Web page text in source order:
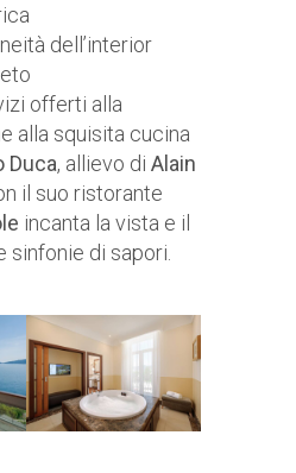
dell’interior
offerti alla
alla squisita cucina
Duca, allievo di Alain
il suo ristorante
incanta la vista e il
sinfonie di sapori.